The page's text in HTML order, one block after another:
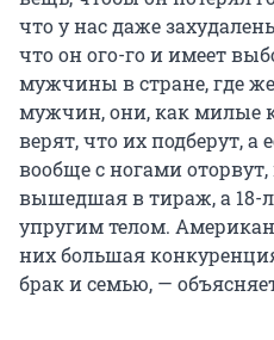
что у нас даже
что он ого-го и имеет
мужчины в стране, где
мужчин, они, как милые
верят, что их подберут, а
вообще с ногами оторвут,
вышедшая в тираж, а 18-
упругим телом.
них большая
брак и семью, —